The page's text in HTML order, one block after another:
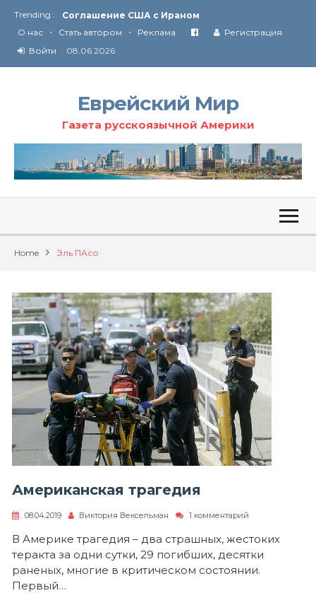
Trending :
Соглашение США с Ираном
Технология Революции в Иране
О нас • Стать автором • Реклама
Регистрация
Войти
08.06.2026
Еврейский Мир
Газета русскоязычной Америки
Home Эль ПАсо
Американская трагедия
08.04.2019 Виктория Вексельман 1 комментарий
Американская
трагедия
В Америке трагедия – два страшных, жестоких
теракта за одни сутки, 29 погибших, десятки
раненых, многие в критическом состоянии.
Первый…